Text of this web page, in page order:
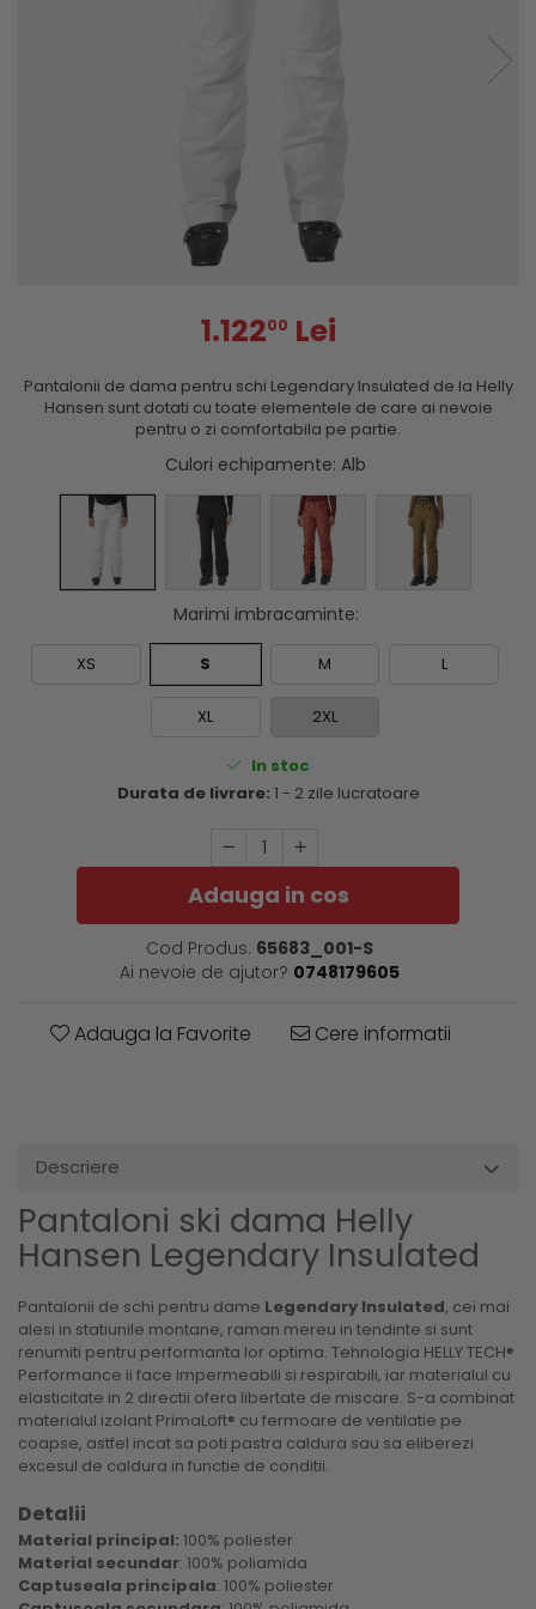
1.12200 Lei
Pantalonii de dama pentru schi Legendary Insulated de la Helly
Hansen sunt dotati cu toate elementele de care ai nevoie
pentru o zi comfortabila pe partie.
Culori echipamente: Alb
Marimi imbracaminte:
XS S M L
XL 2XL
In stoc
Durata de livrare: 1 - 2 zile lucratoare
Adauga in cos
Cod Produs: 65683_001-S
Ai nevoie de ajutor? 0748179605
Adauga la Favorite Cere informatii
Descriere
Pantaloni ski dama Helly
Hansen Legendary Insulated
Pantalonii de schi pentru dame Legendary Insulated, cei mai
alesi in statiunile montane, raman mereu in tendinte si sunt
renumiti pentru performanta lor optima. Tehnologia HELLY TECH®
Performance ii face impermeabili si respirabili, iar materialul cu
elasticitate in 2 directii ofera libertate de miscare. S-a combinat
materialul izolant PrimaLoft® cu fermoare de ventilatie pe
coapse, astfel incat sa poti pastra caldura sau sa eliberezi
excesul de caldura in functie de conditii.
Detalii
Material principal: 100% poliester
Material secundar: 100% poliamida
Captuseala principala: 100% poliester